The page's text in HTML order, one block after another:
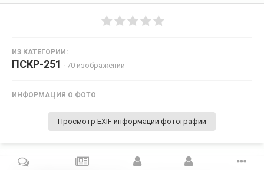
ИЗ КАТЕГОРИИ:
ПСКР-251 · 70 изображений
ИНФОРМАЦИЯ О ФОТО
Просмотр EXIF информации фотографии